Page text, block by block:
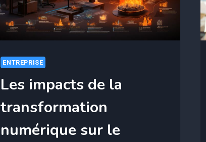
ENTREPRISE
Les impacts de la
transformation
numérique sur le